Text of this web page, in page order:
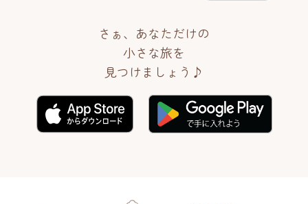
さぁ、あなただけの
小さな旅を
見つけましょう♪